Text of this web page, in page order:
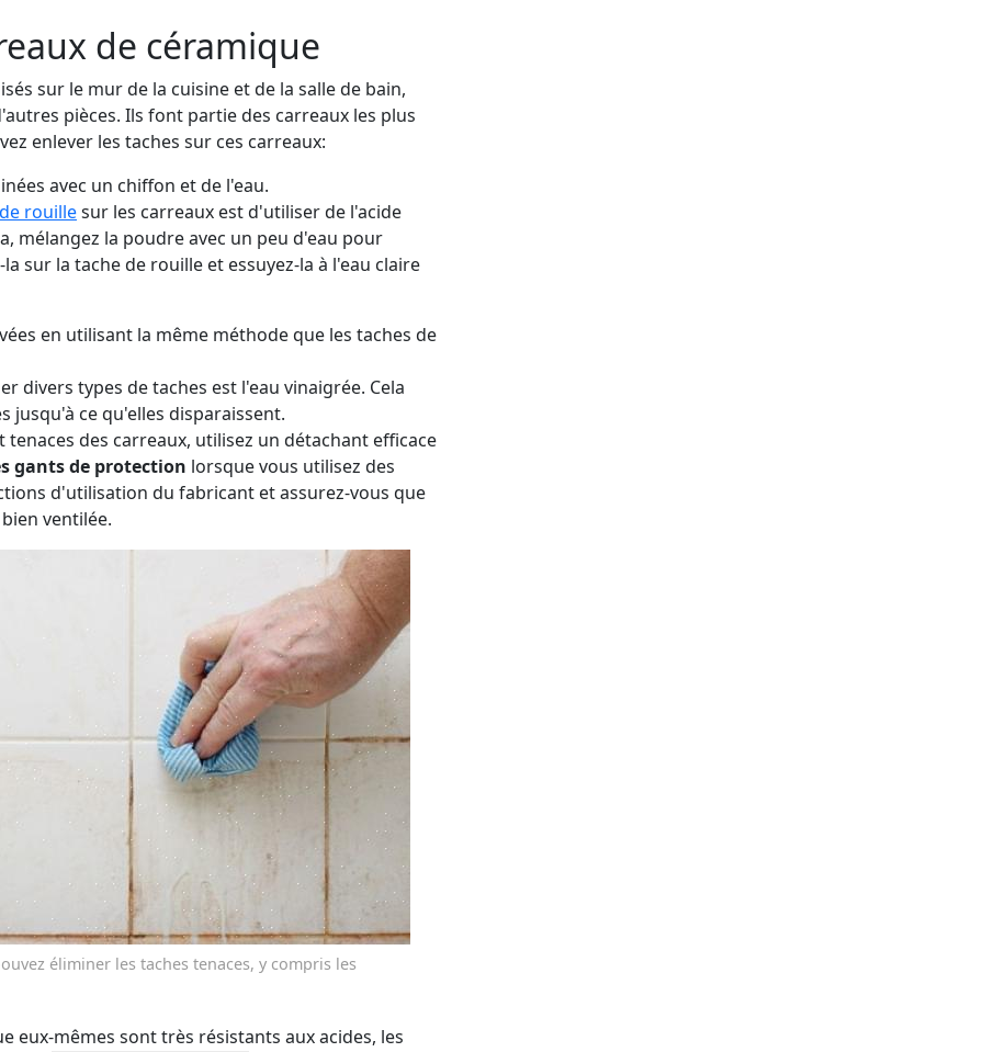
de céramique
sur le mur de la cuisine et de la salle de bain,
pièces. Ils font partie des carreaux les plus
enlever les taches sur ces carreaux:
avec un chiffon et de l'eau.
rouillesur les carreaux est d'utiliser de l'acide
mélangez la poudre avec un peu d'eau pour
sur la tache de rouille et essuyez-la à l'eau claire
en utilisant la même méthode que les taches de
divers types de taches est l'eau vinaigrée. Cela
ce qu'elles disparaissent.
des carreaux, utilisez un détachant efficace
gants de protection lorsque vous utilisez des
d'utilisation du fabricant et assurez-vous que
ventilée.
éliminer les taches tenaces, y compris les
eux-mêmes sont très résistants aux acides, les